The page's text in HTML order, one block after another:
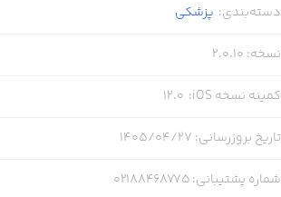
دسته‌بندی: پزشکی
نسخه:
2.0.10
کمینه نسخه iOS :
12.0
تاریخ بروزرسانی: ۱۴۰۵/۰۴/۲۷
شماره پشتیبانی:
02188468775